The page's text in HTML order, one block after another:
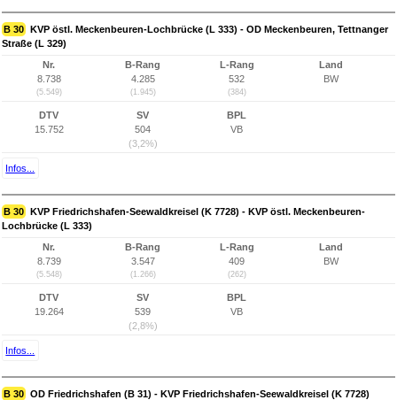
B 30 KVP östl. Meckenbeuren-Lochbrücke (L 333) - OD Meckenbeuren, Tettnanger
Straße (L 329)
Nr.
8.738
(5.549)
B-Rang
4.285
(1.945)
L-Rang
532
(384)
Land
BW
DTV
15.752
SV
504
(3,2%)
BPL
VB
Infos...
B 30 KVP Friedrichshafen-Seewaldkreisel (K 7728) - KVP östl. Meckenbeuren-
Lochbrücke (L 333)
Nr.
8.739
(5.548)
B-Rang
3.547
(1.266)
L-Rang
409
(262)
Land
BW
DTV
19.264
SV
539
(2,8%)
BPL
VB
Infos...
B 30 OD Friedrichshafen (B 31) - KVP Friedrichshafen-Seewaldkreisel (K 7728)